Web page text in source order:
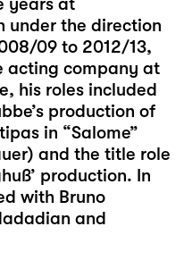
under the direction
09 to 2012/13,
acting company at
his roles included
production of
in “Salome”
and the title role
production. In
with Bruno
and